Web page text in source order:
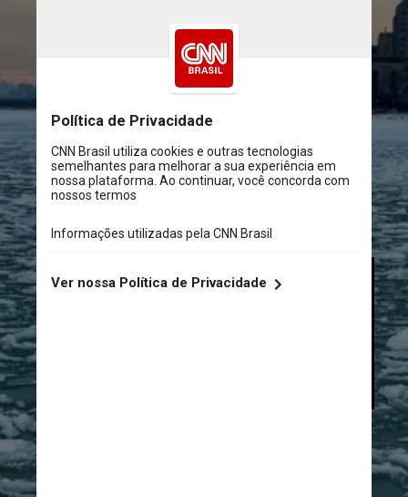
As fotos, tiradas na costa de